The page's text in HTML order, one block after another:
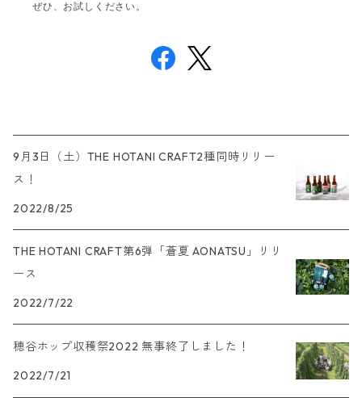
ぜひ、お試しください。
9月3日（土）THE HOTANI CRAFT2種同時リリー
ス！
2022/8/25
THE HOTANI CRAFT第6弾「蒼夏 AONATSU」リリ
ース
2022/7/22
穂谷ホップ収穫祭2022 無事終了しました！
2022/7/21